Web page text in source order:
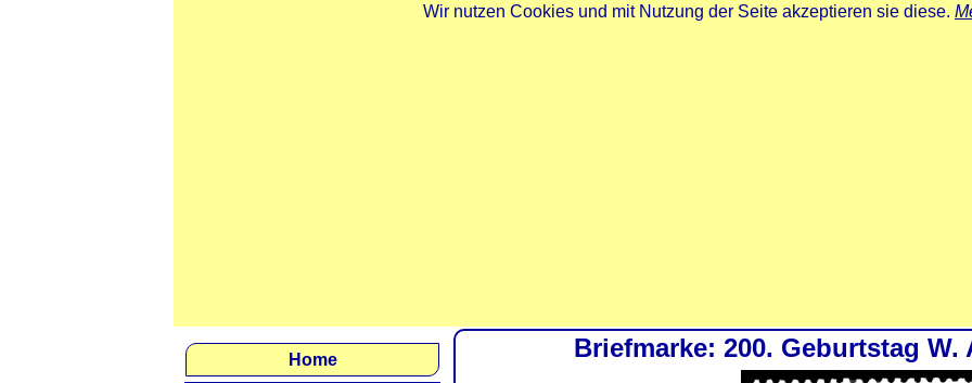
Wir nutzen Cookies und mit Nutzung der Seite akzeptieren sie diese.
Briefmarke: 200. Geburtstag W.
Home